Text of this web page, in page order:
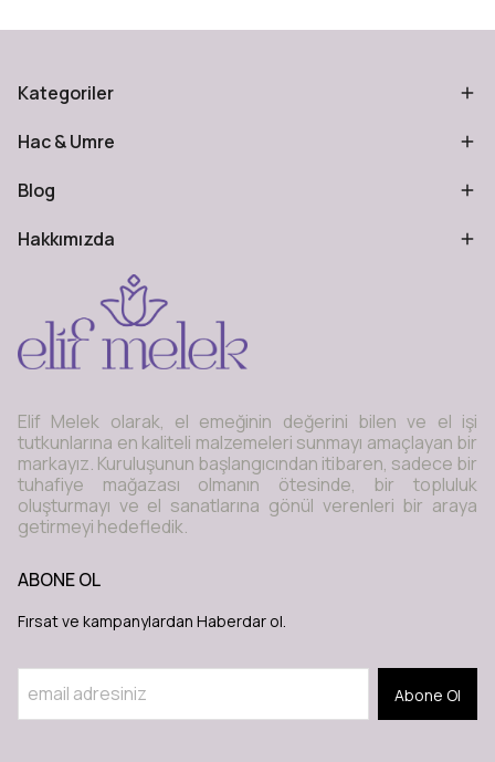
Kategoriler
Hac & Umre
Blog
Hakkımızda
Elif Melek olarak, el emeğinin değerini bilen ve el işi
tutkunlarına en kaliteli malzemeleri sunmayı amaçlayan bir
markayız. Kuruluşunun başlangıcından itibaren, sadece bir
tuhafiye mağazası olmanın ötesinde, bir topluluk
oluşturmayı ve el sanatlarına gönül verenleri bir araya
getirmeyi hedefledik.
ABONE OL
Fırsat ve kampanylardan Haberdar ol.
Abone Ol